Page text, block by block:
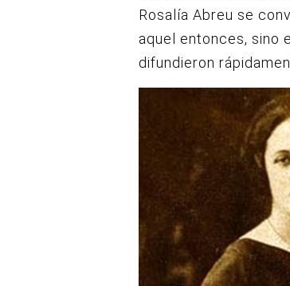
Rosalía Abreu se
aquel entonces, sino
difundieron